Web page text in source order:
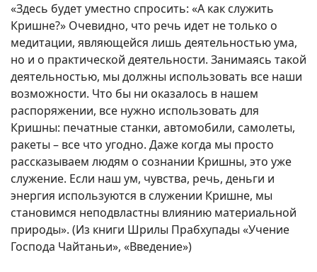
«Здесь будет уместно спросить: «А как служить
Кришне?» Очевидно, что речь идет не только о
медитации, являющейся лишь деятельностью ума,
но и о практической деятельности. Занимаясь такой
деятельностью, мы должны использовать все наши
возможности. Что бы ни оказалось в нашем
распоряжении, все нужно использовать для
Кришны: печатные станки, автомобили, самолеты,
ракеты – все что угодно. Даже когда мы просто
рассказываем людям о сознании Кришны, это уже
служение. Если наш ум, чувства, речь, деньги и
энергия используются в служении Кришне, мы
становимся неподвластны влиянию материальной
природы». (Из книги Шрилы Прабхупады «Учение
Господа Чайтаньи», «Введение»)